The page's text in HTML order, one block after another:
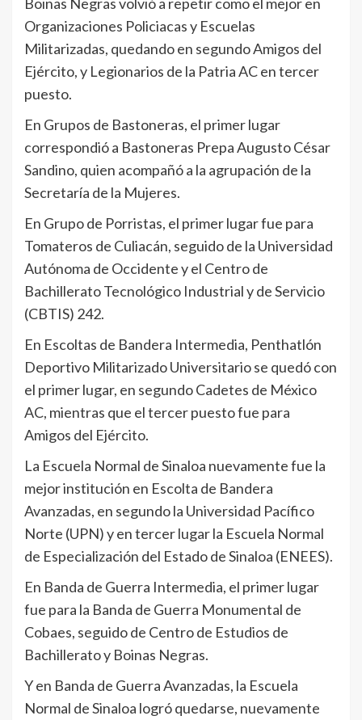
Organizaciones Policiacas y Escuelas
Militarizadas, quedando en segundo Amigos del
Ejército, y Legionarios de la Patria AC en tercer
puesto.
En Grupos de Bastoneras, el primer lugar
correspondió a Bastoneras Prepa Augusto César
Sandino, quien acompañó a la agrupación de la
Secretaría de la Mujeres.
En Grupo de Porristas, el primer lugar fue para
Tomateros de Culiacán, seguido de la Universidad
Autónoma de Occidente y el Centro de
Bachillerato Tecnológico Industrial y de Servicio
(CBTIS) 242.
En Escoltas de Bandera Intermedia, Penthatlón
Deportivo Militarizado Universitario se quedó con
el primer lugar, en segundo Cadetes de México
AC, mientras que el tercer puesto fue para
Amigos del Ejército.
La Escuela Normal de Sinaloa nuevamente fue la
mejor institución en Escolta de Bandera
Avanzadas, en segundo la Universidad Pacífico
Norte (UPN) y en tercer lugar la Escuela Normal
de Especialización del Estado de Sinaloa (ENEES).
En Banda de Guerra Intermedia, el primer lugar
fue para la Banda de Guerra Monumental de
Cobaes, seguido de Centro de Estudios de
Bachillerato y Boinas Negras.
Y en Banda de Guerra Avanzadas, la Escuela
Normal de Sinaloa logró quedarse, nuevamente